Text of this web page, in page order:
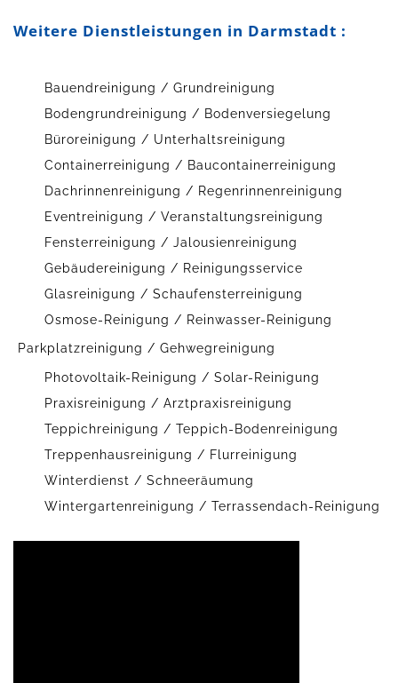
Weitere Dienstleistungen in Darmstadt :
Bauendreinigung / Grundreinigung
Bodengrundreinigung / Bodenversiegelung
Büroreinigung / Unterhaltsreinigung
Containerreinigung / Baucontainerreinigung
Dachrinnenreinigung / Regenrinnenreinigung
Eventreinigung / Veranstaltungsreinigung
Fensterreinigung / Jalousienreinigung
Gebäudereinigung / Reinigungsservice
Glasreinigung / Schaufensterreinigung
Osmose-Reinigung / Reinwasser-Reinigung
Parkplatzreinigung / Gehwegreinigung
Photovoltaik-Reinigung / Solar-Reinigung
Praxisreinigung / Arztpraxisreinigung
Teppichreinigung / Teppich-Bodenreinigung
Treppenhausreinigung / Flurreinigung
Winterdienst / Schneeräumung
Wintergartenreinigung / Terrassendach-Reinigung